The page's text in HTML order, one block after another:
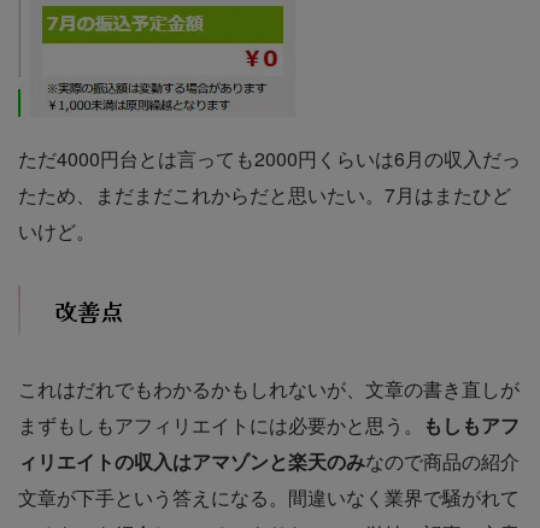
ただ4000円台とは言っても2000円くらいは6月の収入だっ
たため、まだまだこれからだと思いたい。7月はまたひど
いけど。
改善点
これはだれでもわかるかもしれないが、文章の書き直しが
まずもしもアフィリエイトには必要かと思う。
もしもアフ
ィリエイトの収入はアマゾンと楽天のみなので商品の紹介
文章が下手という答えになる。間違いなく業界で騒がれて